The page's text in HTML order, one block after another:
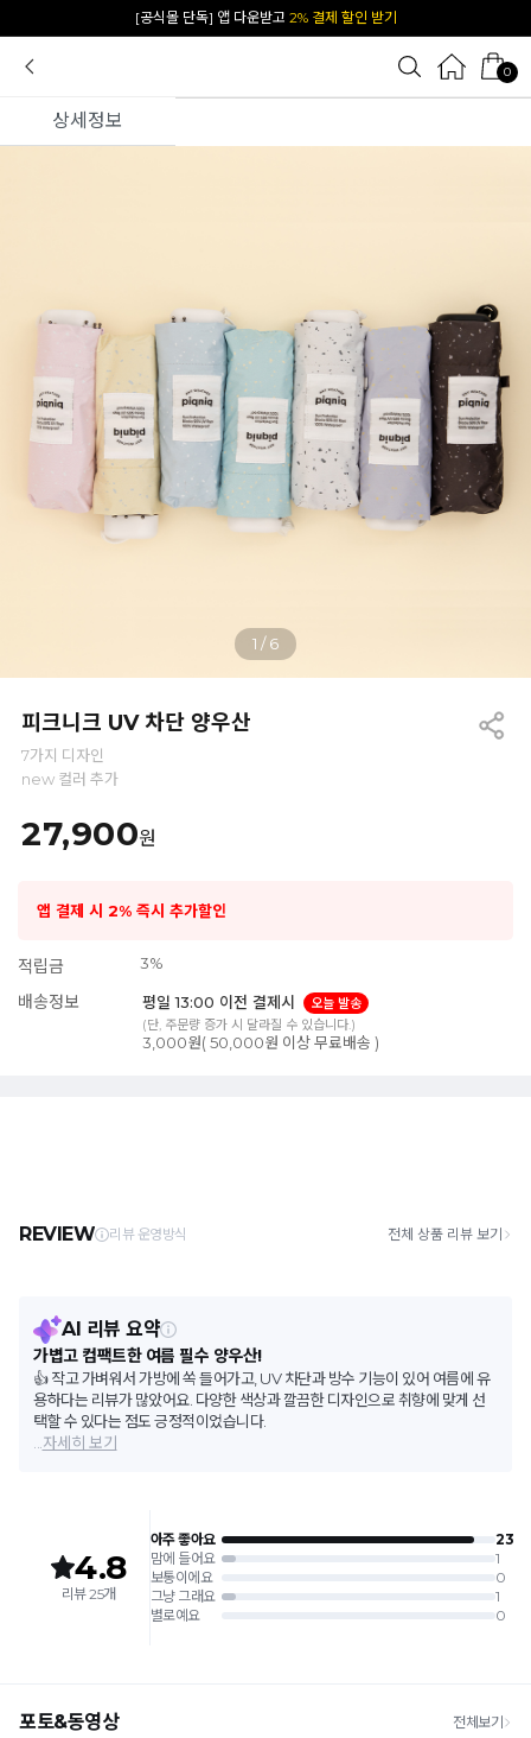
카카오 플친 추가하면1천원 즉시 할인 쿠폰
0
상세정보
1 /6
피크니크 UV 차단 양우산
7가지 디자인
new 컬러 추가
27,900원
앱 결제 시 2% 즉시 추가할인
적립금 3%
배송정보 평일 13:00 이전 결제시
오늘 발송
(단, 주문량 증가 시 달라질 수 있습니다.)
3,000원( 50,000원 이상 무료배송 )